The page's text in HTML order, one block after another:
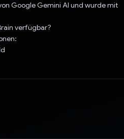
Google Gemini AI und wurde mit
verfügbar?